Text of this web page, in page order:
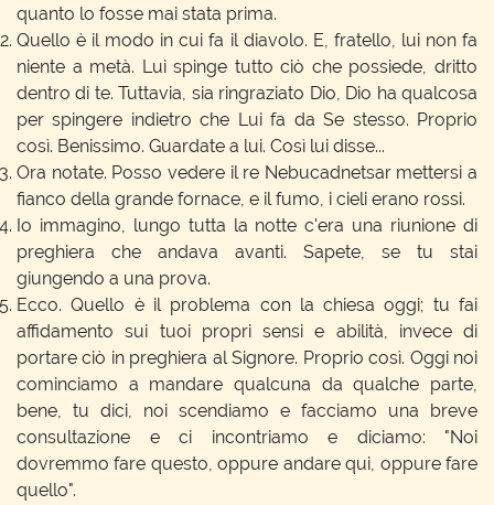
quanto lo fosse mai stata prima.
Quello è il modo in cui fa il diavolo. E, fratello, lui non fa
niente a metà. Lui spinge tutto ciò che possiede, dritto
dentro di te. Tuttavia, sia ringraziato Dio, Dio ha qualcosa
per spingere indietro che Lui fa da Se stesso. Proprio
così. Benissimo. Guardate a lui. Così lui disse...
Ora notate. Posso vedere il re Nebucadnetsar mettersi a
fianco della grande fornace, e il fumo, i cieli erano rossi.
Io immagino, lungo tutta la notte c'era una riunione di
preghiera che andava avanti. Sapete, se tu stai
giungendo a una prova.
Ecco. Quello è il problema con la chiesa oggi; tu fai
affidamento sui tuoi propri sensi e abilità, invece di
portare ciò in preghiera al Signore. Proprio così. Oggi noi
cominciamo a mandare qualcuna da qualche parte,
bene, tu dici, noi scendiamo e facciamo una breve
consultazione e ci incontriamo e diciamo: "Noi
dovremmo fare questo, oppure andare qui, oppure fare
quello".